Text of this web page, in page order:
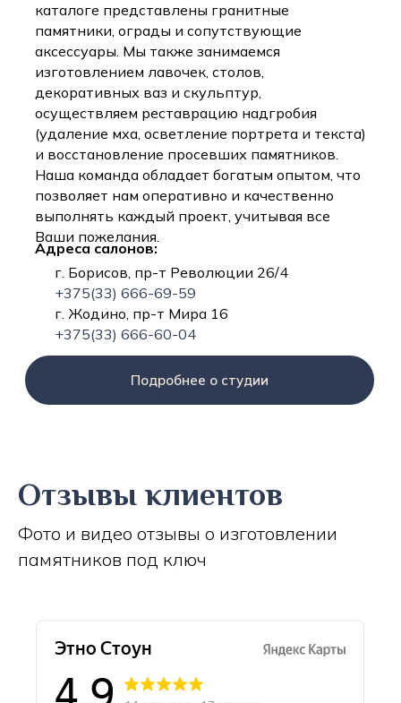
каталоге представлены гранитные
памятники, ограды и сопутствующие
аксессуары. Мы также занимаемся
изготовлением лавочек, столов,
декоративных ваз и скульптур,
осуществляем реставрацию надгробия
(удаление мха, осветление портрета и текста)
и восстановление просевших памятников.
Наша команда обладает богатым опытом, что
позволяет нам оперативно и качественно
выполнять каждый проект, учитывая все
Ваши пожелания.
Адреса салонов:
г. Борисов, пр-т Революции 26/4
+375(33) 666-69-59
г. Жодино, пр-т Мира 16
+375(33) 666-60-04
Подробнее о студии
Отзывы клиентов
Фото и видео отзывы о изготовлении
памятников под ключ